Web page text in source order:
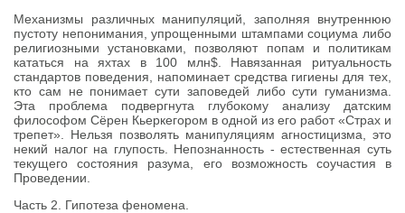
Механизмы различных манипуляций, заполняя внутреннюю
пустоту непонимания, упрощенными штампами социума либо
религиозными установками, позволяют попам и политикам
кататься на яхтах в 100 млн$. Навязанная ритуальность
стандартов поведения, напоминает средства гигиены для тех,
кто сам не понимает сути заповедей либо сути гуманизма.
Эта проблема подвергнута глубокому анализу датским
философом Сёрен Кьеркегором в одной из его работ «Страх и
трепет». Нельзя позволять манипуляциям агностицизма, это
некий налог на глупость. Непознанность - естественная суть
текущего состояния разума, его возможность соучастия в
Проведении.
Часть 2. Гипотеза феномена.